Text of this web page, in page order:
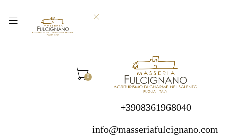
0
+3908361968040
info@masseriafulcignano.com